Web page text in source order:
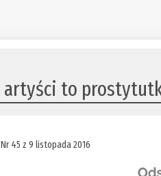
artyści to
Nr 45 z 9 listopada 2016